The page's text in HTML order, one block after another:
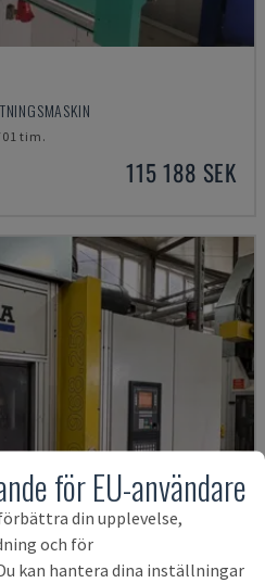
tim.
115 188 SEK
för EU-användare
din upplevelse,
och för
kan hantera dina inställningar